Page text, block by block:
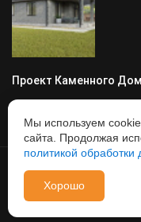
Проект Каменного
© 2008 -
на сайте не
Мы используем
сайта. Продолжая
политикой обработки
Хорошо